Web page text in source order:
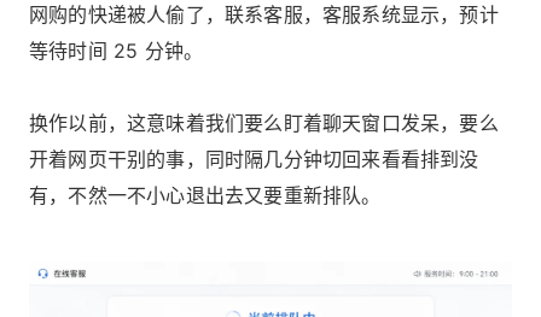
网购的快递被人偷了，联系客服，客服系统显示，预计
等待时间 25 分钟。
换作以前，这意味着我们要么盯着聊天窗口发呆，要么
开着网页干别的事，同时隔几分钟切回来看看排到没
有，不然一不小心退出去又要重新排队。